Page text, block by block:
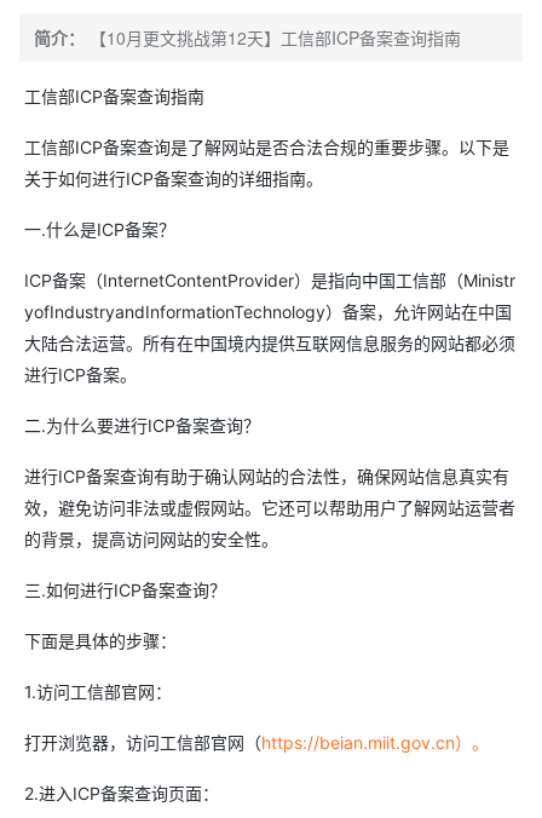
简介： 【10月更文挑战第12天】工信部ICP备案查询指南
工信部ICP备案查询指南
工信部ICP备案查询是了解网站是否合法合规的重要步骤。以下是
关于如何进行ICP备案查询的详细指南。
一.什么是ICP备案？
ICP备案（InternetContentProvider）是指向中国工信部（Ministr
yofIndustryandInformationTechnology）备案，允许网站在中国
大陆合法运营。所有在中国境内提供互联网信息服务的网站都必须
进行ICP备案。
二.为什么要进行ICP备案查询？
进行ICP备案查询有助于确认网站的合法性，确保网站信息真实有
效，避免访问非法或虚假网站。它还可以帮助用户了解网站运营者
的背景，提高访问网站的安全性。
三.如何进行ICP备案查询？
下面是具体的步骤：
1.访问工信部官网：
打开浏览器，访问工信部官网（https://beian.miit.gov.cn）。
2.进入ICP备案查询页面：